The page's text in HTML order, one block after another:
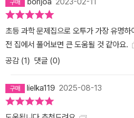
초등 과학 문제집으로 오투가 가장 유명
전 집에서 풀어보면 큰 도움될 것 같아요.
공감 (1) 댓글 (0)
lielka119 2025-08-13